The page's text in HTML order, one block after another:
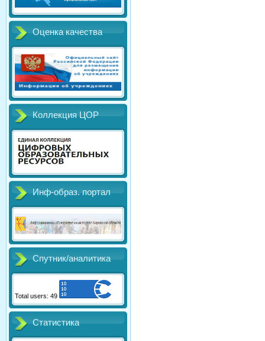
Оценка качества
Коллекция ЦОР
Инф-образ. портал
Спутник/аналитика
Total users: 49
Статистика